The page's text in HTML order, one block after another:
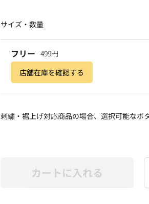
サイズ・数量
フリー 499円
店舗在庫を確認する
刺繍・裾上げ対応商品の場合、選択可能なボ
カートに入れる